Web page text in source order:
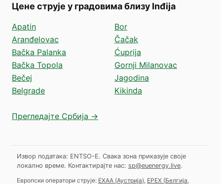
Цене струје у градовима близу Inđija
Apatin
Aranđelovac
Bačka Palanka
Bačka Topola
Bečej
Belgrade
Bor
Čačak
Ćuprija
Gornji Milanovac
Jagodina
Kikinda
Прегледајте Србија →
Извор података: ENTSO-E. Свака зона приказује своје
локално време. Контактирајте нас: sp@euenergy.live.
Европски оператори струје: EXAA (Аустрија) EPEX (Белгија,